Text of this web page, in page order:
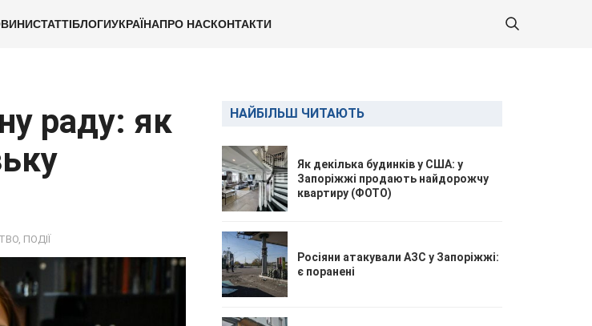
СТАТТІБЛОГИУКРАЇНАПРО НАСКОНТАКТИ
раду: як
ПОДІЇ
НАЙБІЛЬШ ЧИТАЮТЬ
Як декілька будинків у США: у
Запоріжжі продають найдорожчу
квартиру (ФОТО)
Росіяни атакували АЗС у Запоріжжі:
є поранені